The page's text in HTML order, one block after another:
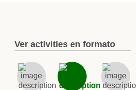
Ver activities en formato